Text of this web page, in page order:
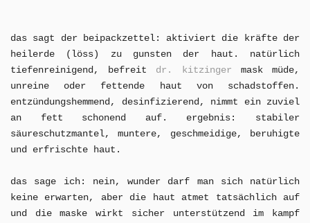
das sagt der beipackzettel: aktiviert die kräfte der
heilerde (löss) zu gunsten der haut. natürlich
tiefenreinigend, befreit dr. kitzinger mask müde,
unreine oder fettende haut von schadstoffen.
entzündungshemmend, desinfizierend, nimmt ein zuviel
an fett schonend auf. ergebnis: stabiler
säureschutzmantel, muntere, geschmeidige, beruhigte
und erfrischte haut.
das sage ich: nein, wunder darf man sich natürlich
keine erwarten, aber die haut atmet tatsächlich auf
und die maske wirkt sicher unterstützend im kampf